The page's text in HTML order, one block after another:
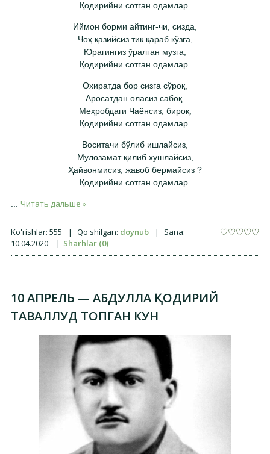
Қодирийни сотган одамлар.
Иймон борми айтинг-чи, сизда,
Чоҳ қазийсиз тик қараб кўзга,
Юрагингиз ўралган музга,
Қодирийни сотган одамлар.
Охиратда бор сизга сўроқ,
Аросатдан оласиз сабоқ.
Меҳробдаги Чаёнсиз, бироқ,
Қодирийни сотган одамлар.
Воситачи бўлиб ишлайсиз,
Мулозамат қилиб хушлайсиз,
Ҳайвонмисиз, жавоб бермайсиз ?
Қодирийни сотган одамлар.
Читать дальше »
Ko'rishlar: 555 | Qo'shilgan: doynub |
Sana:
10.04.2020
| Sharhlar (0)
10 АПРЕЛЬ — АБДУЛЛА ҚОДИРИЙ
ТАВАЛЛУД ТОПГАН КУН